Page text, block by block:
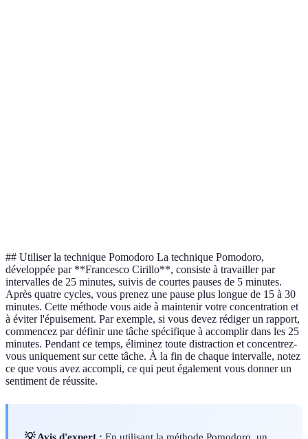
## Utiliser la technique Pomodoro La technique Pomodoro,
développée par **Francesco Cirillo**, consiste à travailler par
intervalles de 25 minutes, suivis de courtes pauses de 5 minutes.
Après quatre cycles, vous prenez une pause plus longue de 15 à 30
minutes. Cette méthode vous aide à maintenir votre concentration et
à éviter l'épuisement. Par exemple, si vous devez rédiger un rapport,
commencez par définir une tâche spécifique à accomplir dans les 25
minutes. Pendant ce temps, éliminez toute distraction et concentrez-
vous uniquement sur cette tâche. À la fin de chaque intervalle, notez
ce que vous avez accompli, ce qui peut également vous donner un
sentiment de réussite.